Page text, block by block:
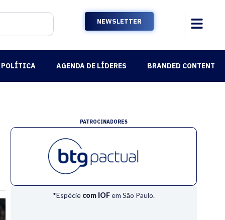
NEWSLETTER
POLÍTICA AGENDA DE LÍDERES BRANDED CONTENT
PATROCINADORES